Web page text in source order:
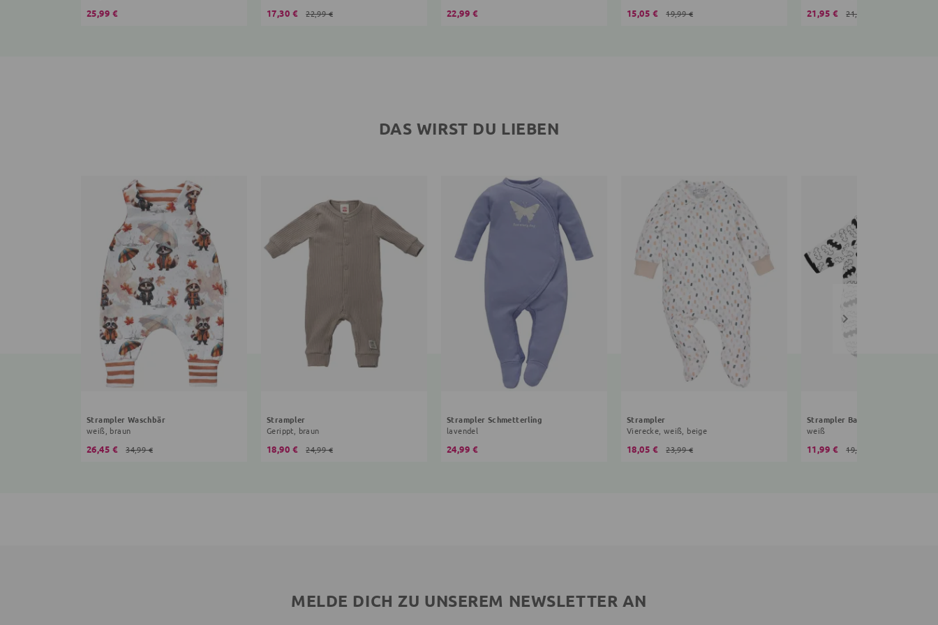
25,99 € 17,30 € 22,99 € 22,99 € 15,05 € 19,99 € 21,95 € 21,99 €
DAS WIRST DU LIEBEN
Strampler Waschbär
weiß, braun
26,45 € 34,99 €
Strampler
Gerippt, braun
18,90 € 24,99 €
Strampler Schmetterling
lavendel
24,99 €
Strampler
Vierecke, weiß, beige
18,05 € 23,99 €
Strampler Batman
weiß
11,99 € 19,99 €
MELDE DICH ZU UNSEREM NEWSLETTER AN